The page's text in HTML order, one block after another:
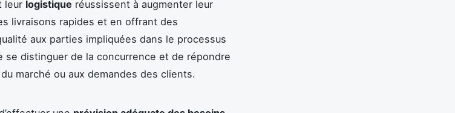
leur logistique réussissent à augmenter leur
livraisons rapides et en offrant des
aux parties impliquées dans le processus
se distinguer de la concurrence et de répondre
marché ou aux demandes des clients.